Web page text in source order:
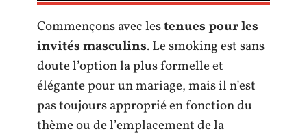
Commençons avec lestenues pour les
invités masculins. Le smoking est sans
doute l’option la plus formelle et
élégante pour un mariage, mais il n’est
pas toujours approprié en fonction du
thème ou de l’emplacement de la